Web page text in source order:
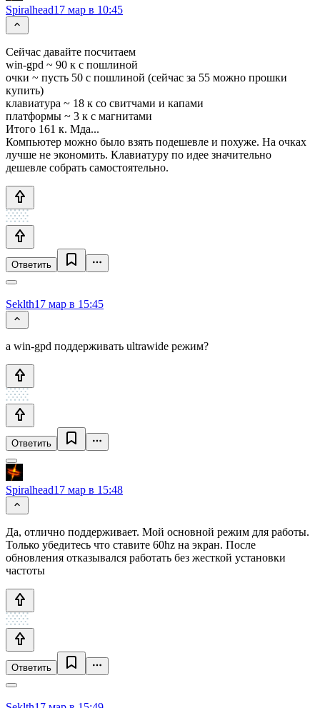
Spiralhead17 мар в 10:45
Сейчас давайте посчитаем
win-gpd ~ 90 к с пошлиной
очки ~ пусть 50 с пошлиной (сейчас за 55 можно прошки
купить)
клавиатура ~ 18 к со свитчами и капами
платформы ~ 3 к с магнитами
Итого 161 к. Мда...
Компьютер можно было взять подешевле и похуже. На очках
лучше не экономить. Клавиатуру по идее значительно
дешевле собрать самостоятельно.
Ответить
Seklth17 мар в 15:45
а win-gpd поддерживать ultrawide режим?
Ответить
Spiralhead17 мар в 15:48
Да, отлично поддерживает. Мой основной режим для работы.
Только убедитесь что ставите 60hz на экран. После
обновления отказывался работать без жесткой установки
частоты
Ответить